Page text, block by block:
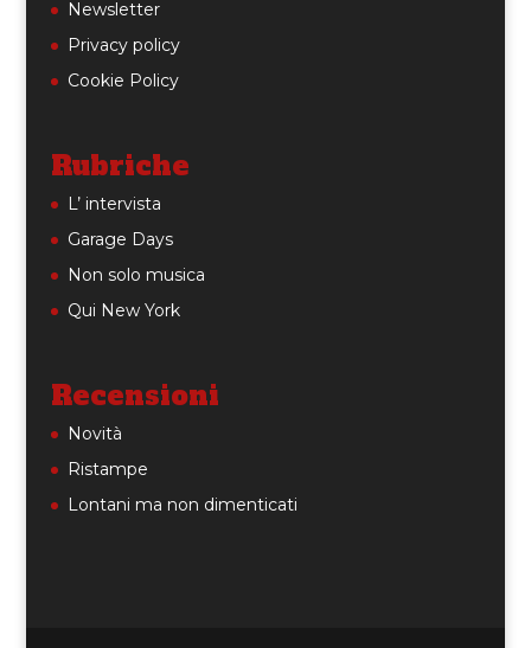
Newsletter
Privacy policy
Cookie Policy
Rubriche
L’ intervista
Garage Days
Non solo musica
Qui New York
Recensioni
Novità
Ristampe
Lontani ma non dimenticati